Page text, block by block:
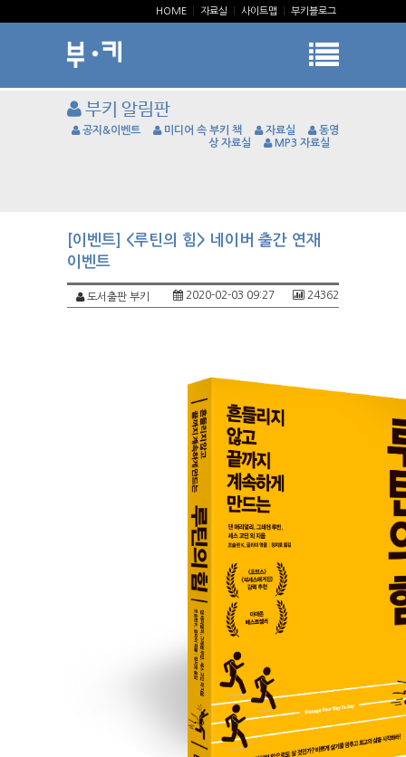
HOME 자료실 사이트맵 부키블로그
부키 알림판
공지&이벤트 미디어 속 부키 책 자료실
동영
상 자료실
MP3 자료실
[이벤트] <루틴의 힘> 네이버 출간 연재
이벤트
도서출판 부키 24362
2020-02-03 09:27